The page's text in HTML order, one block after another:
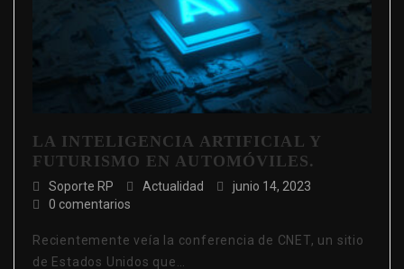
LA INTELIGENCIA ARTIFICIAL Y
FUTURISMO EN AUTOMÓVILES.
Soporte RP Actualidad
junio 14, 2023
0 comentarios
Recientemente veía la conferencia de CNET, un sitio
de Estados Unidos que…